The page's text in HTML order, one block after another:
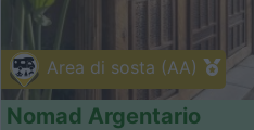
Area di sosta (AA)
Nomad Argentario